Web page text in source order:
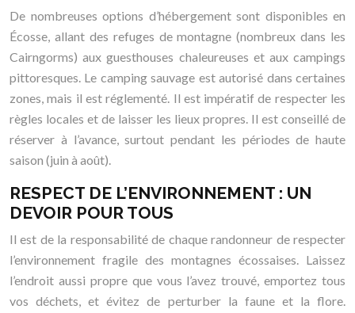
De nombreuses options d’hébergement sont disponibles en
Écosse, allant des refuges de montagne (nombreux dans les
Cairngorms) aux guesthouses chaleureuses et aux campings
pittoresques. Le camping sauvage est autorisé dans certaines
zones, mais il est réglementé. Il est impératif de respecter les
règles locales et de laisser les lieux propres. Il est conseillé de
réserver à l’avance, surtout pendant les périodes de haute
saison (juin à août).
RESPECT DE L’ENVIRONNEMENT : UN
DEVOIR POUR TOUS
Il est de la responsabilité de chaque randonneur de respecter
l’environnement fragile des montagnes écossaises. Laissez
l’endroit aussi propre que vous l’avez trouvé, emportez tous
vos déchets, et évitez de perturber la faune et la flore.